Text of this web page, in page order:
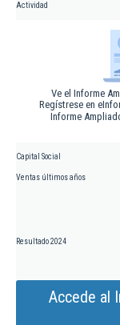
Actividad
Ve el Informe
Regístrese en
Informe
Capital Social
Ventas últimos años
Resultado 2024
Accede al